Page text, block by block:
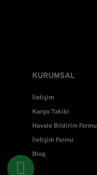
KURUMSAL
İletişim
Kargo Takibi
Havale Bildirim Formu
İletişim Formu
Blog